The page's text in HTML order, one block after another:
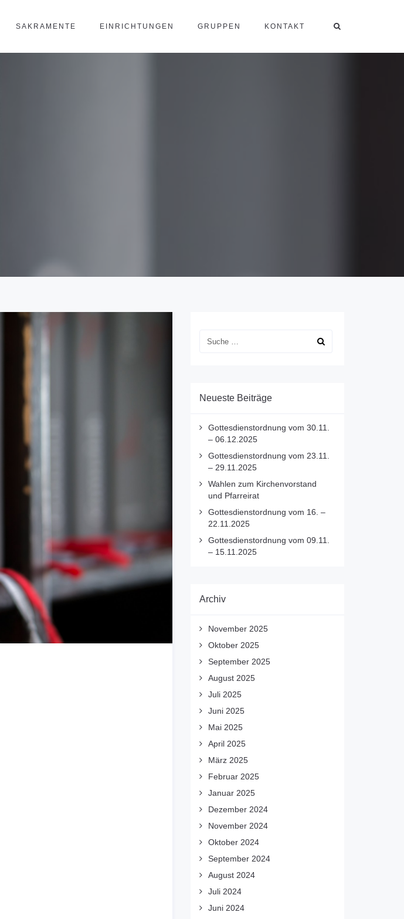
SAKRAMENTE EINRICHTUNGEN GRUPPEN KONTAKT
Neueste Beiträge
Gottesdienstordnung vom 30.11.
– 06.12.2025
Gottesdienstordnung vom 23.11.
– 29.11.2025
Wahlen zum Kirchenvorstand
und Pfarreirat
Gottesdienstordnung vom 16. –
22.11.2025
Gottesdienstordnung vom 09.11.
– 15.11.2025
Archiv
November 2025
Oktober 2025
September 2025
August 2025
Juli 2025
Juni 2025
Mai 2025
April 2025
März 2025
Februar 2025
Januar 2025
Dezember 2024
November 2024
Oktober 2024
September 2024
August 2024
Juli 2024
Juni 2024